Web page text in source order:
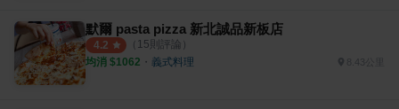
默爾 pasta pizza 新北誠品新板店
4.2 （ 15則評論）
均消 $1062 ・ 義式料理 8.43公里